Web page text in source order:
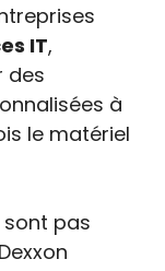
IT,
des
à
le matériel
pas